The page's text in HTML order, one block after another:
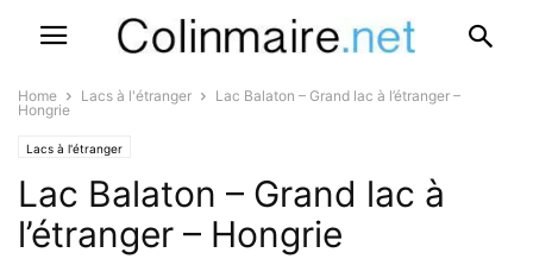
Home Lacs à l'étranger
Lac Balaton – Grand lac à l’étranger –
Hongrie
Lacs à l'étranger
Lac Balaton – Grand lac à
l’étranger – Hongrie